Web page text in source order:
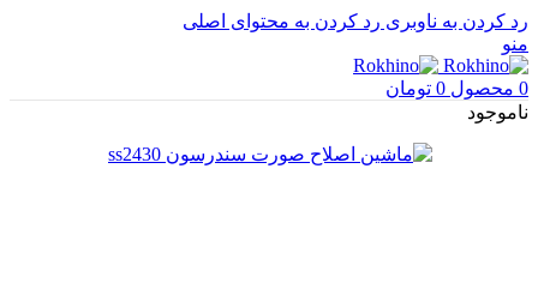
رد کردن به ناوبری رد کردن به محتوای اصلی
منو
0 محصول 0 تومان
ناموجود